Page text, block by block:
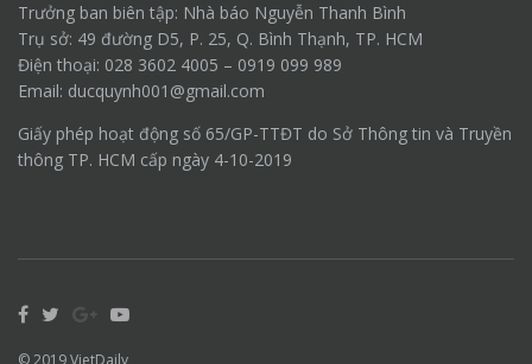
Trưởng ban biên tập: Nhà báo Nguyễn Thanh Bình
Trụ sở: 49 đường D5, P. 25, Q. Bình Thạnh, TP. HCM
Điện thoại: 028 3602 4005 – 0919 099 989
Email: ducquynh001@gmail.com
Giấy phép hoạt động số 65/GP-TTĐT do Sở Thông tin và Truyền
thông TP. HCM cấp ngày 4-10-2019
© 2019VietDaily